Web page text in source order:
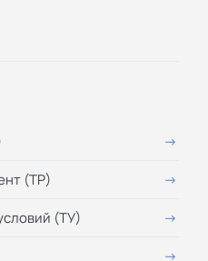
(ТР)
(ТУ)